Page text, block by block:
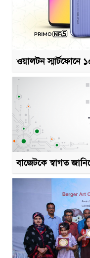
ওয়ালটন স্মার্টফোনে
বাজেটকে স্বাগত